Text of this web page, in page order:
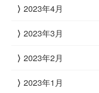
2023年4月
2023年3月
2023年2月
2023年1月